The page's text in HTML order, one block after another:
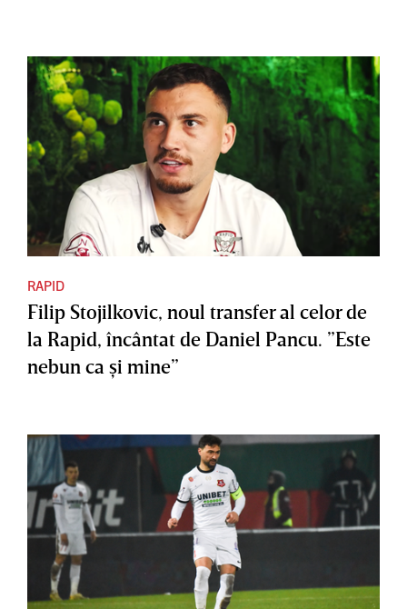
RAPID
Filip Stojilkovic, noul transfer al celor de
la Rapid, încântat de Daniel Pancu. ”Este
nebun ca şi mine”